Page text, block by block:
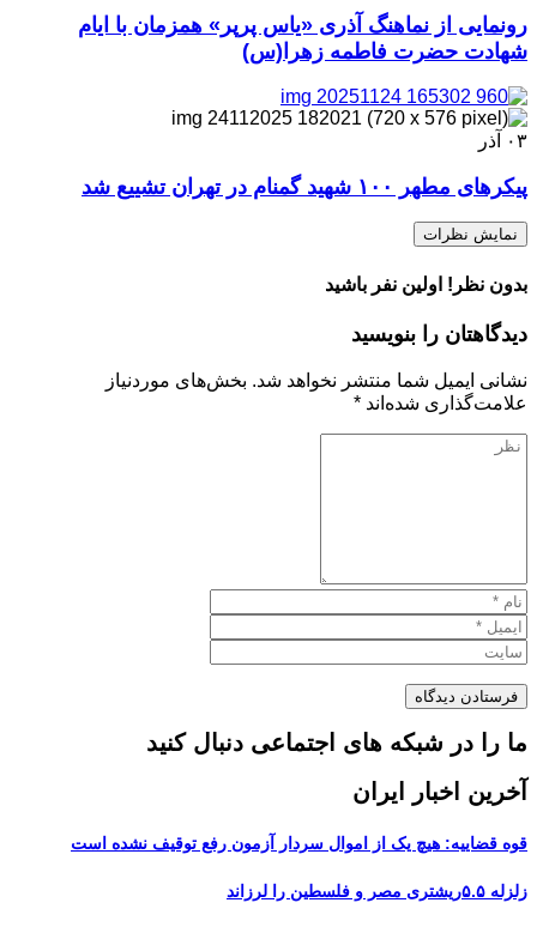
رونمایی از نماهنگ آذری «یاس پرپر» همزمان با ایام
شهادت حضرت فاطمه زهرا(س)
۰۳ آذر
پیکرهای مطهر ۱۰۰ شهید گمنام در تهران تشییع شد
نمایش نظرات
بدون نظر! اولین نفر باشید
دیدگاهتان را بنویسید
نشانی ایمیل شما منتشر نخواهد شد. بخش‌های موردنیاز
علامت‌گذاری شده‌اند *
ما را در شبکه های اجتماعی دنبال کنید
آخرین اخبار ایران
قوه قضاییه: هیچ یک از اموال سردار آزمون رفع توقیف نشده است
زلزله ۵.۵ریشتری مصر و فلسطین را لرزاند